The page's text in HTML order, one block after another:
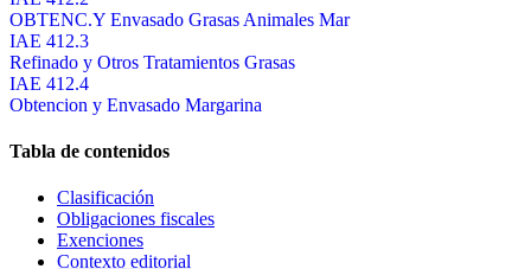
OBTENC.Y Envasado Grasas Animales Mar
IAE 412.3
Refinado y Otros Tratamientos Grasas
IAE 412.4
Obtencion y Envasado Margarina
Tabla de contenidos
Clasificación
Obligaciones fiscales
Exenciones
Contexto editorial